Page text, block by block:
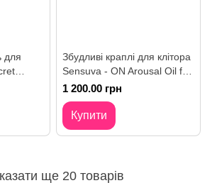
для
Збудливі краплі для клітора
Sensuva - ON Arousal Oil for
Her Ice (5 мл) охолодні
1 200.00 грн
Купити
ще 20 товарів